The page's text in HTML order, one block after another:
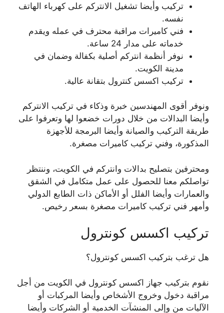
تركيب وأيضا تشغيل الانتركم على كهرباء الهاتف
نفسه.
فني كاميرات مراقبة محترف في عمله ويقدم
خدماته على مدار 24 ساعة.
نوفر أنظمة انتركم أصلية بكفالة وضمان في
مدينة الكويت.
تركيب اكسس كنترول بتقانة عالية.
ونوفر أقوى المهندسين خبرة وذكاء في تركيب الانتركم
وأيضا البدالات من خلال دورات خضعوا لها وتعرفوا على
طريقة التركيب والصيانة وأيضا البرمجة للأجهزة
المذكورة، وفني تركيب كاميرات مصغرة.
ومحترفين بتصليح بدالات وانتركم في الكويت، وننتظر
تواصلكم معنا للحصول على عمل متكامل في الشقق
والعمارات وأيضا الفلل أو الأماكن ذات الطابع الدولي
وأمهر فني تركيب كاميرات مصغرة بسعر رخيص.
تركيب اكسس كونترول
هل ترغب بتركيب اكسس كونترول؟
نقوم بتركيب جهاز اكسس كونترول في الكويت من أجل
مراقبة دخول وخروج الأشخاص وأيضا المركبات أو
الآليات من وإلى المنشآت الخدمية أو الشركات وأيضا